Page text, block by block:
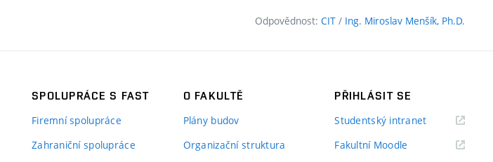
Odpovědnost: CIT / Ing. Miroslav Menšík, Ph.D.
SPOLUPRÁCE S FAST
Firemní spolupráce
Zahraniční spolupráce
O FAKULTĚ
Plány budov
Organizační struktura
PŘIHLÁSIT SE
Studentský intranet(externí
Fakultní Moodle